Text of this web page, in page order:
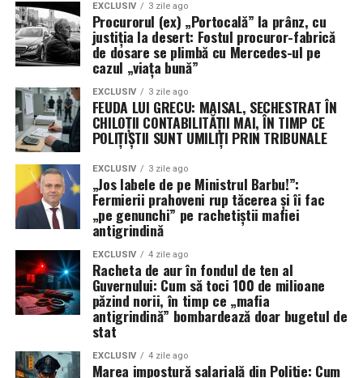
EXCLUSIV 3 zile ago
Procurorul (ex) „Portocală” la prânz, cu
justiția la desert: Fostul procuror-fabrică
de dosare se plimbă cu Mercedes-ul pe
cazul „viața bună”
EXCLUSIV 3 zile ago
FEUDA LUI GRECU: MAISAL, SECHESTRAT ÎN
CHILOȚII CONTABILITĂȚII MAI, ÎN TIMP CE
POLIȚIȘTII SUNT UMILIȚI PRIN TRIBUNALE
EXCLUSIV 3 zile ago
„Jos labele de pe Ministrul Barbu!”:
Fermierii prahoveni rup tăcerea și îi fac
„pe genunchi” pe rachetiștii mafiei
antigrindină
EXCLUSIV 4 zile ago
Racheta de aur în fondul de ten al
Guvernului: Cum să toci 100 de milioane
păzind norii, în timp ce „mafia
antigrindină” bombardează doar bugetul de
stat
EXCLUSIV 4 zile ago
Marea impostură salarială din Poliție: Cum